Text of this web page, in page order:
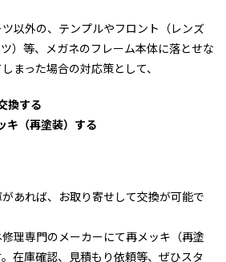
以外の、テンプルやフロント（レンズ
）等、メガネのフレーム本体に落とせな
まった場合の対応策として、
換する
キ（再塗装）する
あれば、お取り寄せして交換が可能で
理専門のメーカーにて再メッキ（再塗
在庫確認、見積もり依頼等、ぜひスタ